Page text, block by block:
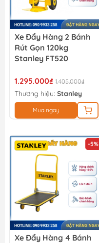
Xe Đẩy Hàng 2 Bánh
Rút Gọn 120kg
Stanley FT520
1.295.000₫ 1.405.000₫
Thương hiệu: Stanley
Mua ngay
-5%
Xe Đẩy Hàng 4 Bánh